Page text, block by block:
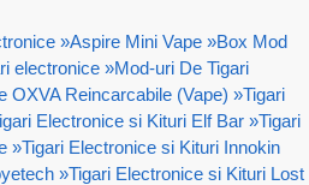
»Aspire Mini Vape »Box Mod
electronice »Mod-uri De Tigari
OXVA Reincarcabile (Vape) »Tigari
Electronice si Kituri Elf Bar »Tigari
»Tigari Electronice si Kituri Innokin
»Tigari Electronice si Kituri Lost